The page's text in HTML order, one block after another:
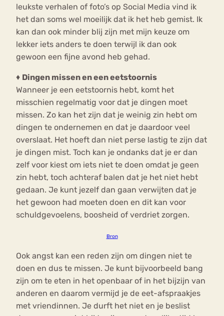
leukste verhalen of foto’s op Social Media vind ik
het dan soms wel moeilijk dat ik het heb gemist. Ik
kan dan ook minder blij zijn met mijn keuze om
lekker iets anders te doen terwijl ik dan ook
gewoon een fijne avond heb gehad.
♦ Dingen missen en een eetstoornis
Wanneer je een eetstoornis hebt, komt het
misschien regelmatig voor dat je dingen moet
missen. Zo kan het zijn dat je weinig zin hebt om
dingen te ondernemen en dat je daardoor veel
overslaat. Het hoeft dan niet perse lastig te zijn dat
je dingen mist. Toch kan je ondanks dat je er dan
zelf voor kiest om iets niet te doen omdat je geen
zin hebt, toch achteraf balen dat je het niet hebt
gedaan. Je kunt jezelf dan gaan verwijten dat je
het gewoon had moeten doen en dit kan voor
schuldgevoelens, boosheid of verdriet zorgen.
Bron
Ook angst kan een reden zijn om dingen niet te
doen en dus te missen. Je kunt bijvoorbeeld bang
zijn om te eten in het openbaar of in het bijzijn van
anderen en daarom vermijd je de eet-afspraakjes
met vriendinnen. Je durft het niet en je beslist